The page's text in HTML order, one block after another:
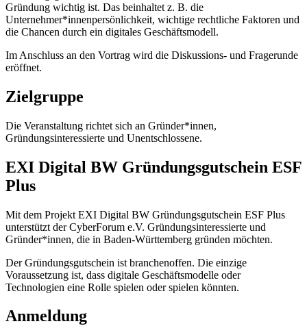
Gründung wichtig ist. Das beinhaltet z. B. die
Unternehmer*innenpersönlichkeit, wichtige rechtliche Faktoren und
die Chancen durch ein digitales Geschäftsmodell.
Im Anschluss an den Vortrag wird die Diskussions- und Fragerunde
eröffnet.
Zielgruppe
Die Veranstaltung richtet sich an Gründer*innen,
Gründungsinteressierte und Unentschlossene.
EXI Digital BW Gründungsgutschein ESF
Plus
Mit dem Projekt EXI Digital BW Gründungsgutschein ESF Plus
unterstützt der CyberForum e.V. Gründungsinteressierte und
Gründer*innen, die in Baden-Württemberg gründen möchten.
Der Gründungsgutschein ist branchenoffen. Die einzige
Voraussetzung ist, dass digitale Geschäftsmodelle oder
Technologien eine Rolle spielen oder spielen könnten.
Anmeldung